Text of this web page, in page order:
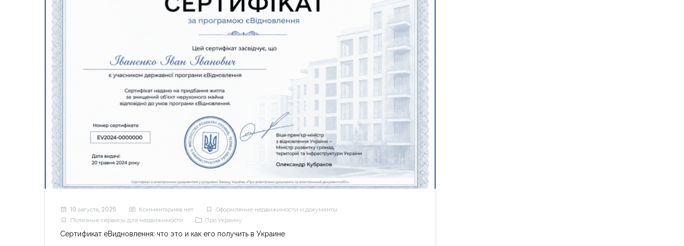
10 августа, 2025 Комментариев нет
Оформление недвижимости и документы
Полезные сервисы для недвижимости
Про Украину
Сертификат еВидновлення: что это и как его получить в Украине